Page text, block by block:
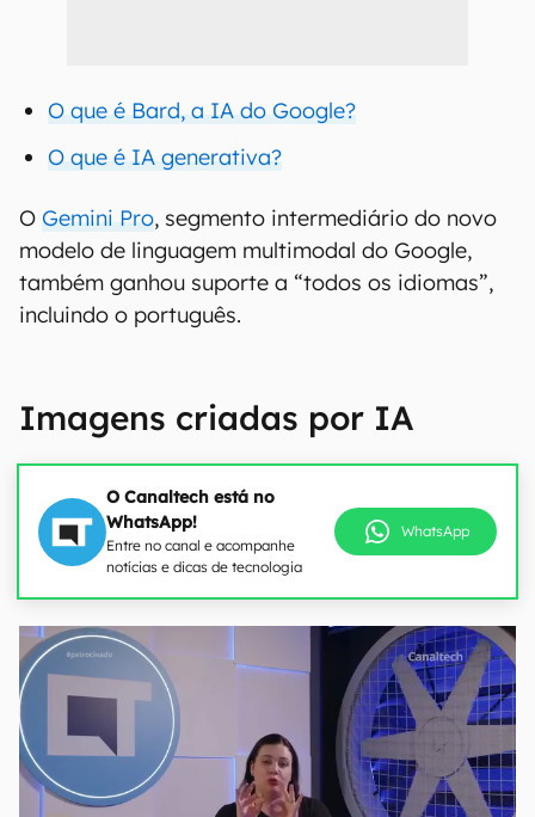
O que é Bard, a IA do Google?
O que é IA generativa?
O Gemini Pro, segmento intermediário do novo
modelo de linguagem multimodal do Google,
também ganhou suporte a “todos os idiomas”,
incluindo o português.
Imagens criadas por IA
O Canaltech está no
WhatsApp!
Entre no canal e acompanhe
notícias e dicas de tecnologia
WhatsApp